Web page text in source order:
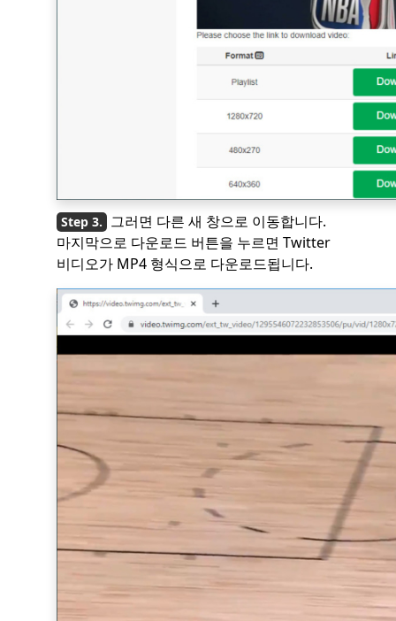
그러면 다른 새 창으로 이동합니다.
마지막으로 다운로드 버튼을 누르면 Twitter
비디오가 MP4 형식으로 다운로드됩니다.